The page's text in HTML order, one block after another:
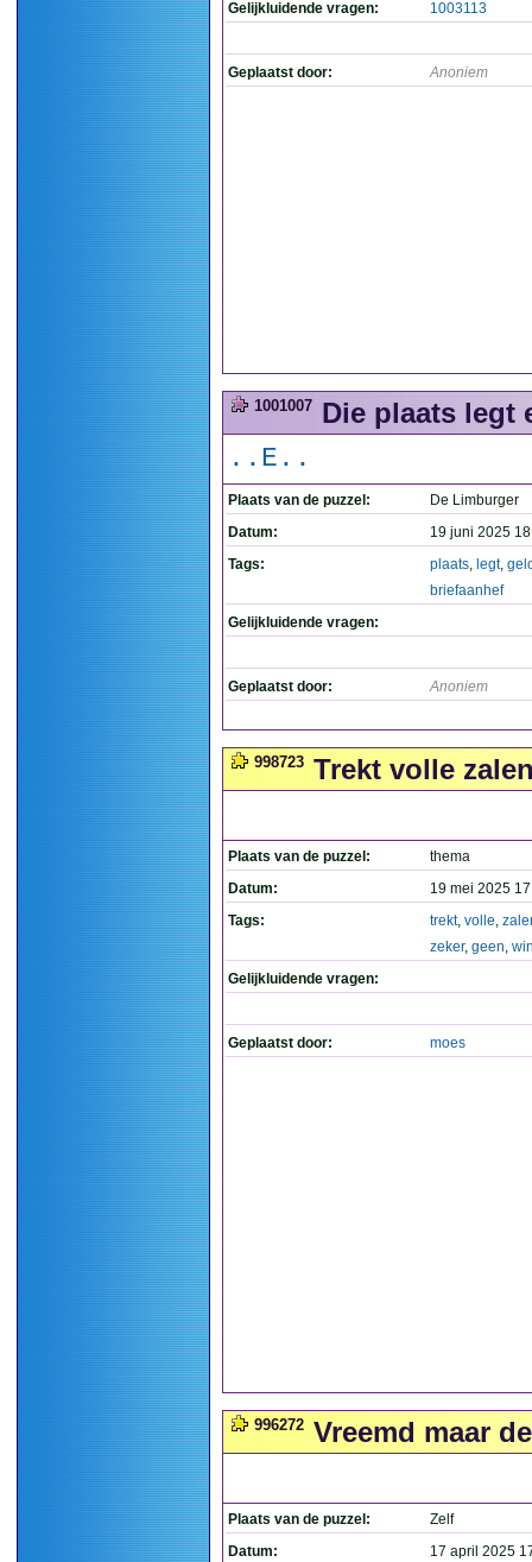
Gelijkluidende vragen: 1003113
Geplaatst door: Anoniem
1001007 Die plaats legt
..E..
Plaats van de puzzel:
De Limburger
Datum:
19 juni 2025
Tags:
plaats, legt,
briefaanhef
Gelijkluidende vragen:
Geplaatst door: Anoniem
998723 Trekt volle
Plaats van de puzzel:
thema
Datum:
19 mei 2025
Tags:
trekt, volle,
zeker, geen,
Gelijkluidende vragen:
Geplaatst door: moes
996272 Vreemd maar
Plaats van de puzzel:
Zelf
Datum:
17 april 2025